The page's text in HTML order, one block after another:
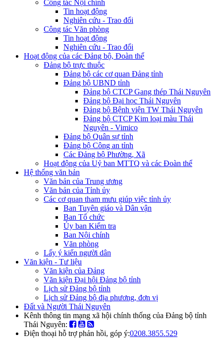
Công tác Nội chính
Tin hoạt động
Nghiên cứu - Trao đổi
Công tác Văn phòng
Tin hoạt động
Nghiên cứu - Trao đổi
Hoạt động của các Đảng bộ, Đoàn thể
Đảng bộ trực thuộc
Đảng bộ các cơ quan Đảng tỉnh
Đảng bộ UBND tỉnh
Đảng bộ CTCP Gang thép Thái Nguyên
Đảng bộ Đại học Thái Nguyên
Đảng bộ Bệnh viện TW Thái Nguyên
Đảng bộ CTCP Kim loại màu Thái
Nguyên - Vimico
Đảng bộ Quân sự tỉnh
Đảng bộ Công an tỉnh
Các Đảng bộ Phường, Xã
Hoạt động của Uỷ ban MTTQ và các Đoàn thể
Hệ thống văn bản
Văn bản của Trung ương
Văn bản của Tỉnh ủy
Các cơ quan tham mưu giúp việc tỉnh ủy
Ban Tuyên giáo và Dân vận
Ban Tổ chức
Ủy ban Kiểm tra
Ban Nội chính
Văn phòng
Lấy ý kiến người dân
Văn kiện - Tư liệu
Văn kiện của Đảng
Văn kiện Đại hội Đảng bộ tỉnh
Lịch sử Đảng bộ tỉnh
Lịch sử Đảng bộ địa phương, đơn vị
Đất và Người Thái Nguyên
Kênh thông tin mạng xã hội chính thống của Đảng bộ tỉnh
Thái Nguyên:
Điện thoại hỗ trợ phản hồi, góp ý:0208.3855.529